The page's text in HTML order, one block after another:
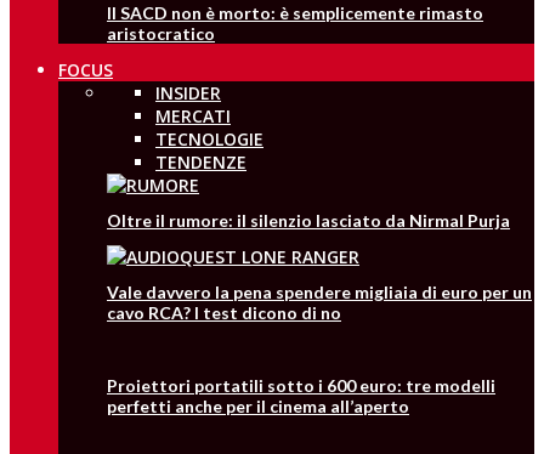
Il SACD non è morto: è semplicemente rimasto
aristocratico
FOCUS
INSIDER
MERCATI
TECNOLOGIE
TENDENZE
Oltre il rumore: il silenzio lasciato da Nirmal Purja
Vale davvero la pena spendere migliaia di euro per un
cavo RCA? I test dicono di no
Proiettori portatili sotto i 600 euro: tre modelli
perfetti anche per il cinema all’aperto